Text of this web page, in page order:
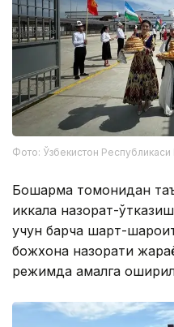
Фото: Ўзбекистон Республикаси
Бошқарма томонидан
иккала назорат-
учун барча шарт-
божхона назорати
режимда амалга